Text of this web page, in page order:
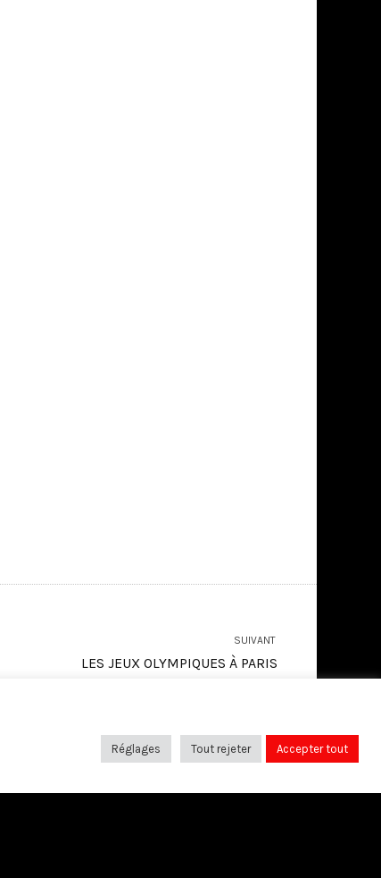
SUIVANT
LES JEUX OLYMPIQUES À PARIS
SUIVEZ-NOUS SUR:
Réglages Tout rejeter Accepter tout